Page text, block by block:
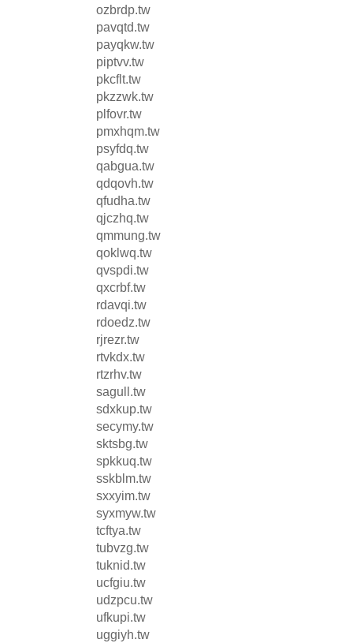
ozbrdp.tw
pavqtd.tw
payqkw.tw
piptvv.tw
pkcflt.tw
pkzzwk.tw
plfovr.tw
pmxhqm.tw
psyfdq.tw
qabgua.tw
qdqovh.tw
qfudha.tw
qjczhq.tw
qmmung.tw
qoklwq.tw
qvspdi.tw
qxcrbf.tw
rdavqi.tw
rdoedz.tw
rjrezr.tw
rtvkdx.tw
rtzrhv.tw
sagull.tw
sdxkup.tw
secymy.tw
sktsbg.tw
spkkuq.tw
sskblm.tw
sxxyim.tw
syxmyw.tw
tcftya.tw
tubvzg.tw
tuknid.tw
ucfgiu.tw
udzpcu.tw
ufkupi.tw
uggiyh.tw